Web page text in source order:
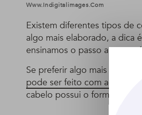
Www.indigitalimages.com
Existem diferentes tipos de
algo mais elaborado, a dica
ensinamos o passo a passo:
Se preferir algo mais
pode ser feito com aquele
cabelo possui o formato